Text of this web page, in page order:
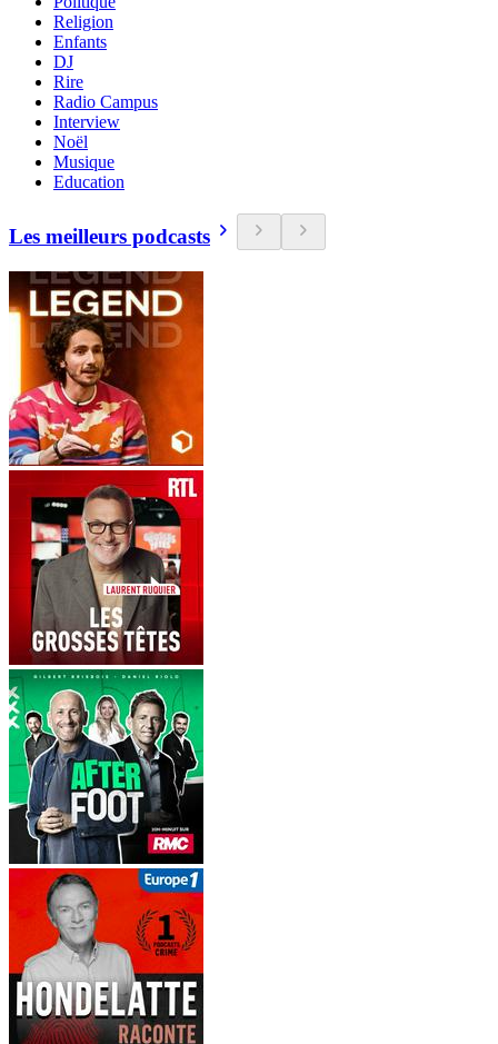
Religion
Enfants
DJ
Rire
Radio Campus
Interview
Noël
Musique
Education
Les meilleurs podcasts